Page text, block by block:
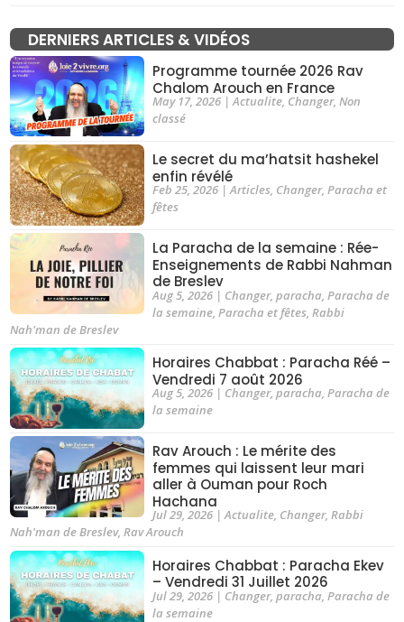
DERNIERS ARTICLES & VIDÉOS
Programme tournée 2026 Rav
Chalom Arouch en France
May 17, 2026|Actualite, Changer, Non
classé
Le secret du ma’hatsit hashekel
enfin révélé
Feb 25, 2026|Articles, Changer, Paracha et
fêtes
La Paracha de la semaine : Rée-
Enseignements de Rabbi Nahman
de Breslev
Aug 5, 2026| Changer, paracha, Paracha de
la semaine, Paracha et fêtes, Rabbi
Nah'man de Breslev
Horaires Chabbat : Paracha Réé –
Vendredi 7 août 2026
Aug 5, 2026| Changer, paracha, Paracha de
la semaine
Rav Arouch : Le mérite des
femmes qui laissent leur mari
aller à Ouman pour Roch
Hachana
Jul 29, 2026|Actualite, Changer, Rabbi
Nah'man de Breslev,Rav Arouch
Horaires Chabbat : Paracha Ekev
– Vendredi 31 Juillet 2026
Jul 29, 2026| Changer, paracha, Paracha de
la semaine